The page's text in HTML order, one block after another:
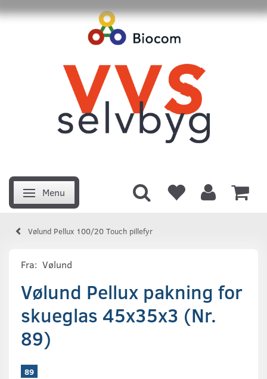
Skifte navigation
Menu
Vølund Pellux 100/20 Touch pillefyr
Fra: Vølund
Vølund Pellux pakning for
skueglas 45x35x3 (Nr.
89)
89